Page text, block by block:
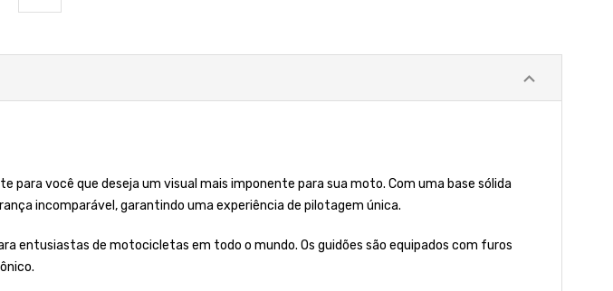
você que deseja um visual mais imponente para sua moto. Com uma base sólida
incomparável, garantindo uma experiência de pilotagem única.
entusiastas de motocicletas em todo o mundo. Os guidões são equipados com furos